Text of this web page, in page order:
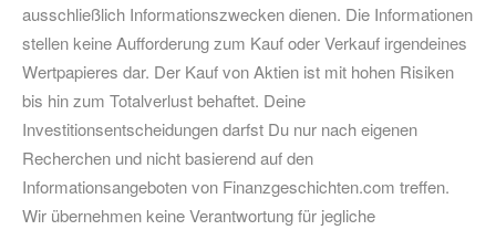
ausschließlich Informationszwecken dienen. Die Informationen
stellen keine Aufforderung zum Kauf oder Verkauf irgendeines
Wertpapieres dar. Der Kauf von Aktien ist mit hohen Risiken
bis hin zum Totalverlust behaftet. Deine
Investitionsentscheidungen darfst Du nur nach eigenen
Recherchen und nicht basierend auf den
Informationsangeboten von Finanzgeschichten.com treffen.
Wir übernehmen keine Verantwortung für jegliche